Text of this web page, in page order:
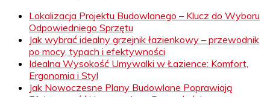
Lokalizacja Projektu Budowlanego – Klucz do Wyboru
Odpowiedniego Sprzętu
Jak wybrać idealny grzejnik łazienkowy – przewodnik
po mocy, typach i efektywności
Idealna Wysokość Umywalki w Łazience: Komfort,
Ergonomia i Styl
Jak Nowoczesne Plany Budowlane Poprawiają